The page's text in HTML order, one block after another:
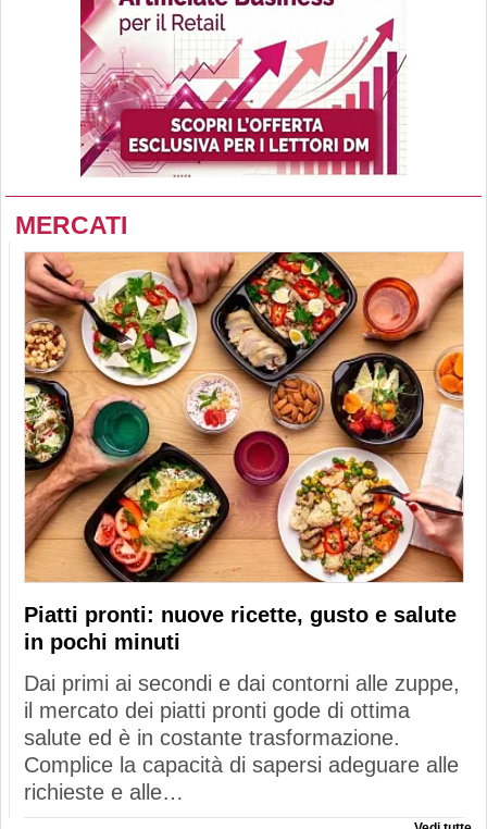
MERCATI
Piatti pronti: nuove ricette, gusto e salute
in pochi minuti
Dai primi ai secondi e dai contorni alle zuppe,
il mercato dei piatti pronti gode di ottima
salute ed è in costante trasformazione.
Complice la capacità di sapersi adeguare alle
richieste e alle…